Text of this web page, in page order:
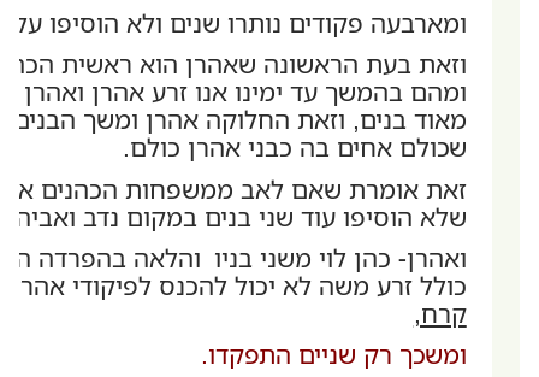
ומארבעה פקודים נותרו שנים ולא הוסיפו
וזאת בעת הראשונה שאהרן הוא ראשית
ומהם בהמשך עד ימינו אנו זרע אהרן
מאוד בנים, וזאת החלוקה אהרן ומשך
שכולם אחים בה כבני אהרן כולם.
זאת אומרת שאם לאב ממשפחות הכהנים אין
שלא הוסיפו עוד שני בנים במקום נדב ואביהו.
ואהרן- כהן לוי משני בניו והלאה בהפרדה
כולל זרע משה לא יכול להכנס לפיקודי
קרח,
ומשכך רק שניים התפקדו.